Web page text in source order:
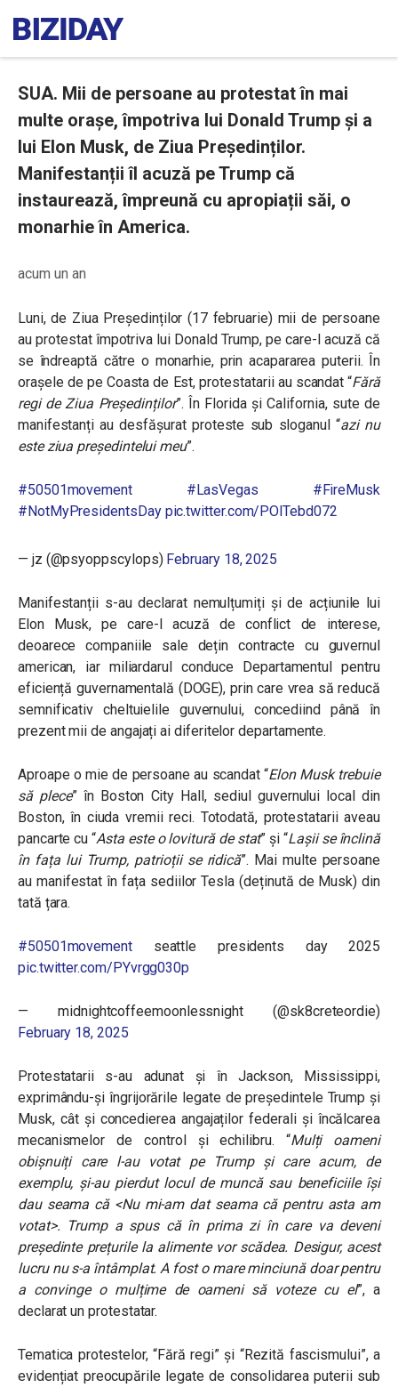
SUA. Mii de persoane au protestat în mai
multe orașe, împotriva lui Donald Trump și a
lui Elon Musk, de Ziua Președinților.
Manifestanții îl acuză pe Trump că
instaurează, împreună cu apropiații săi, o
monarhie în America.
acum un an
Luni, de Ziua Președinților (17 februarie) mii de persoane
au protestat împotriva lui Donald Trump, pe care-l acuză că
se îndreaptă către o monarhie, prin acapararea puterii. În
orașele de pe Coasta de Est, protestatarii au scandat“Fără
regi de Ziua Președinților”. În Florida și California, sute de
manifestanți au desfășurat proteste sub sloganul “azi nu
este ziua președintelui meu”.
#50501movement #LasVegas
#FireMusk
#NotMyPresidentsDay pic.twitter.com/POlTebd072
— jz (@psyoppscylops) February 18, 2025
Manifestanții s-au declarat nemulțumiți și de acțiunile lui
Elon Musk, pe care-l acuză de conflict de interese,
deoarece companiile sale dețin contracte cu guvernul
american, iar miliardarul conduce Departamentul pentru
eficiență guvernamentală (DOGE), prin care vrea să reducă
semnificativ cheltuielile guvernului, concediind până în
prezent mii de angajați ai diferitelor departamente.
Aproape o mie de persoane au scandat “Elon Musk trebuie
să plece”în Boston City Hall, sediul guvernului local din
Boston, în ciuda vremii reci. Totodată, protestatarii aveau
pancarte cu“Asta este o lovitură de stat” și“Lașii se înclină
în fața lui Trump, patrioții se ridică”. Mai multe persoane
au manifestat în fața sediilor Tesla (deținută de Musk) din
tată țara.
#50501movement seattle presidents day 2025
pic.twitter.com/PYvrgg030p
— midnightcoffeemoonlessnight (@sk8creteordie)
February 18, 2025
Protestatarii s-au adunat și în Jackson, Mississippi,
exprimându-și îngrijorările legate de președintele Trump și
Musk, cât și concedierea angajaților federali și încălcarea
mecanismelor de control și echilibru. “Mulți oameni
obișnuiți care l-au votat pe Trump și care acum, de
exemplu, și-au pierdut locul de muncă sau beneficiile își
dau seama că <Nu mi-am dat seama că pentru asta am
votat>. Trump a spus că în prima zi în care va deveni
președinte prețurile la alimente vor scădea. Desigur, acest
lucru nu s-a întâmplat. A fost o mare minciună doar pentru
a convinge o mulțime de oameni să voteze cu el”, a
declarat un protestatar.
Tematica protestelor, “Fără regi” și “Rezită fascismului”, a
evidențiat preocupările legate de consolidarea puterii sub